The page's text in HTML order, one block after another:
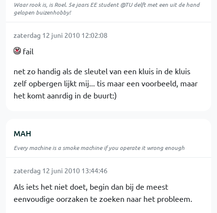
Waar rook is, is Roel. 5e jaars EE student @TU delft met een uit de hand
gelopen buizenhobby!
zaterdag 12 juni 2010 12:02:08
fail
net zo handig als de sleutel van een kluis in de kluis
zelf opbergen lijkt mij... tis maar een voorbeeld, maar
het komt aanrdig in de buurt:)
MAH
Every machine is a smoke machine if you operate it wrong enough
zaterdag 12 juni 2010 13:44:46
Als iets het niet doet, begin dan bij de meest
eenvoudige oorzaken te zoeken naar het probleem.